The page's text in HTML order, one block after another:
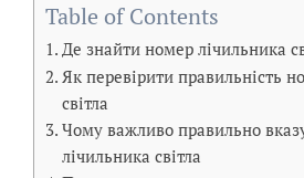
Table of Contents
Де знайти номер лічильника
Як перевірити правильність
світла
Чому важливо правильно
лічильника світла